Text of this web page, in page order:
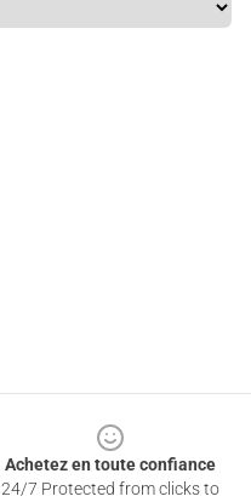
Achetez en toute confiance
24/7 Protected from clicks to